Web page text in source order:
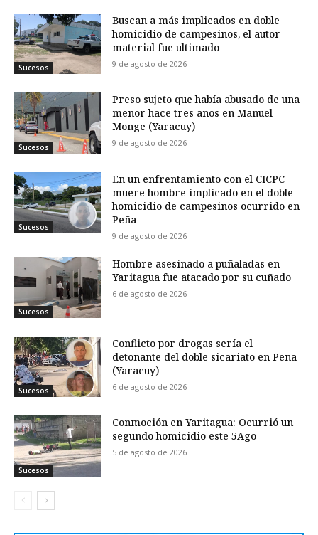
Sucesos
Buscan a más implicados en doble
homicidio de campesinos, el autor
material fue ultimado
9 de agosto de 2026
Sucesos
Preso sujeto que había abusado de una
menor hace tres años en Manuel
Monge (Yaracuy)
9 de agosto de 2026
Sucesos
En un enfrentamiento con el CICPC
muere hombre implicado en el doble
homicidio de campesinos ocurrido en
Peña
9 de agosto de 2026
Sucesos
Hombre asesinado a puñaladas en
Yaritagua fue atacado por su cuñado
6 de agosto de 2026
Sucesos
Conflicto por drogas sería el
detonante del doble sicariato en Peña
(Yaracuy)
6 de agosto de 2026
Sucesos
Conmoción en Yaritagua: Ocurrió un
segundo homicidio este 5Ago
5 de agosto de 2026